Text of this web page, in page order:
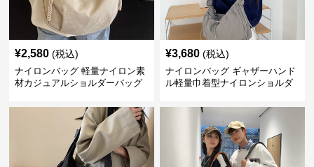
¥2,580 (税込)
ナイロンバッグ 軽量ナイロン素
材カジュアルショルダーバッグ
¥3,680 (税込)
ナイロンバッグ ギャザーハンド
ル軽量巾着型ナイロンショルダ